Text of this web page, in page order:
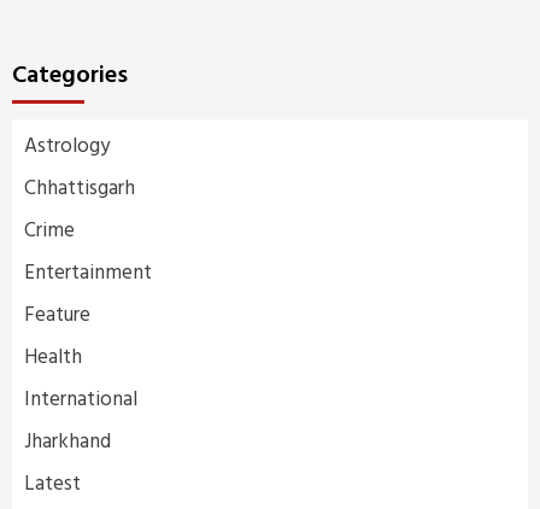
Categories
Astrology
Chhattisgarh
Crime
Entertainment
Feature
Health
International
Jharkhand
Latest